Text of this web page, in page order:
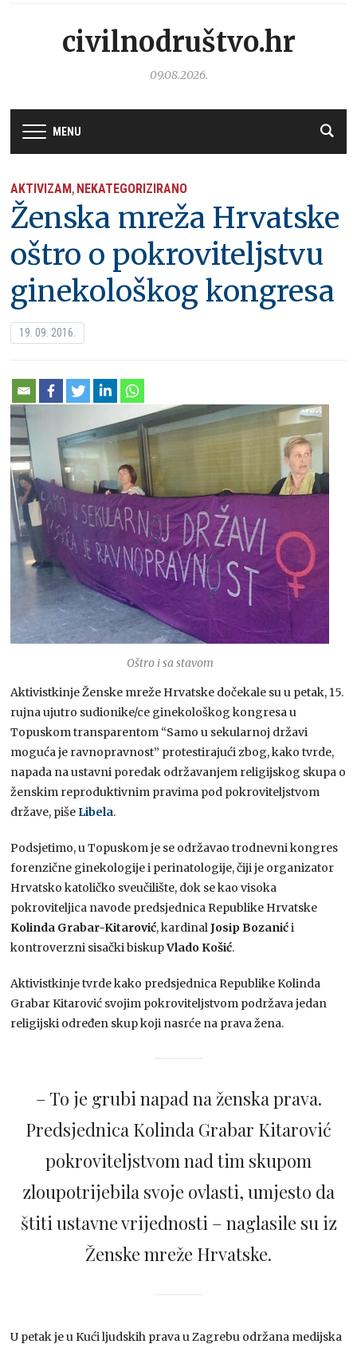
civilnodruštvo.hr
09.08.2026.
MENU
AKTIVIZAM, NEKATEGORIZIRANO
Ženska mreža Hrvatske
oštro o pokroviteljstvu
ginekološkog kongresa
19. 09. 2016.
Oštro i sa stavom
Aktivistkinje Ženske mreže Hrvatske dočekale su u petak, 15.
rujna ujutro sudionike/ce ginekološkog kongresa u
Topuskom transparentom “Samo u sekularnoj državi
moguća je ravnopravnost” protestirajući zbog, kako tvrde,
napada na ustavni poredak održavanjem religijskog skupa o
ženskim reproduktivnim pravima pod pokroviteljstvom
države, piše Libela.
Podsjetimo, u Topuskom je se održavao trodnevni kongres
forenzične ginekologije i perinatologije, čiji je organizator
Hrvatsko katoličko sveučilište, dok se kao visoka
pokroviteljica navode predsjednica Republike Hrvatske
Kolinda Grabar-Kitarović, kardinalJosip Bozanići
kontroverzni sisački biskupVlado Košić.
Aktivistkinje tvrde kako predsjednica Republike Kolinda
Grabar Kitarović svojim pokroviteljstvom podržava jedan
religijski određen skup koji nasrće na prava žena.
– To je grubi napad na ženska prava.
Predsjednica Kolinda Grabar Kitarović
pokroviteljstvom nad tim skupom
zloupotrijebila svoje ovlasti, umjesto da
štiti ustavne vrijednosti – naglasile su iz
Ženske mreže Hrvatske.
U petak je u Kući ljudskih prava u Zagrebu održana medijska